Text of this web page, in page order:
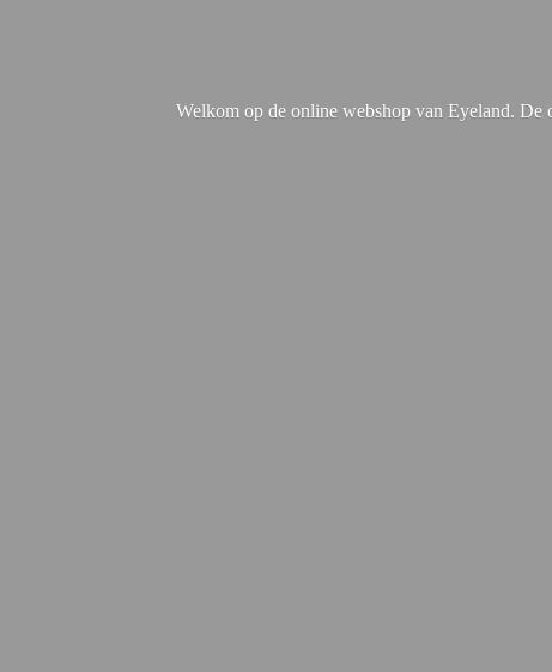
Welkom op de online webshop van Eyeland.